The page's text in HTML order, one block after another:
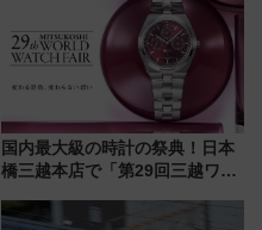
国内最大級の時計の祭典！日本
橋三越本店で「第29回三越ワー
【2026年8月5日～25日】